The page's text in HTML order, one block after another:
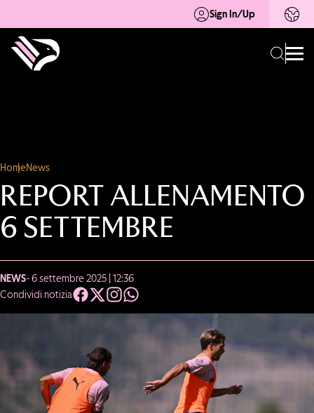
Sign In/Up
HomeNews
REPORT ALLENAMENTO
6 SETTEMBRE
NEWS- 6 settembre 2025 | 12:36
Condividi notizia